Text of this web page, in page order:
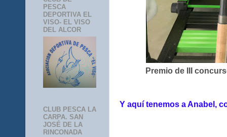
Premio de III
Y aquí tenemos a Anabel,
PESCA
DEPORTIVA EL
VISO- EL VISO
DEL ALCOR
CLUB PESCA LA
CARPA. SAN
JOSÉ DE LA
RINCONADA